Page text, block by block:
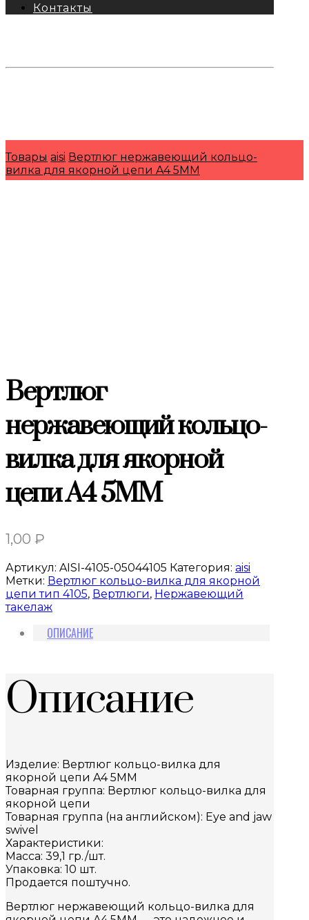
Контакты
Товары aisi Вертлюг нержавеющий кольцо-
вилка для якорной цепи A4 5MM
Вертлюг
нержавеющий кольцо-
вилка для якорной
цепи A4 5MM
1,00 ₽
Артикул: AISI-4105-05044105 Категория: aisi
Метки: Вертлюг кольцо-вилка для якорной
цепи тип 4105, Вертлюги, Нержавеющий
такелаж
ОПИСАНИЕ
Описание
Изделие: Вертлюг кольцо-вилка для
якорной цепи A4 5MM
Товарная группа: Вертлюг кольцо-вилка для
якорной цепи
Товарная группа (на английском): Eye and jaw
swivel
Характеристики:
Масса: 39,1 гр./шт.
Упаковка: 10 шт.
Продается поштучно.
Вертлюг нержавеющий кольцо-вилка для